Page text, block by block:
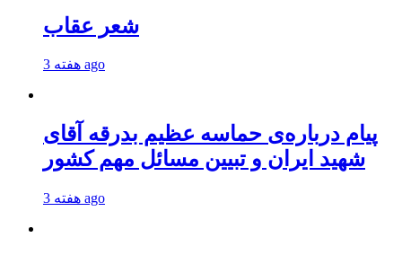
شعر عقاب
3 هفته ago
پیام درباره‌ی حماسه عظیم بدرقه آقای
شهید ایران و تبیین مسائل مهم کشور
3 هفته ago